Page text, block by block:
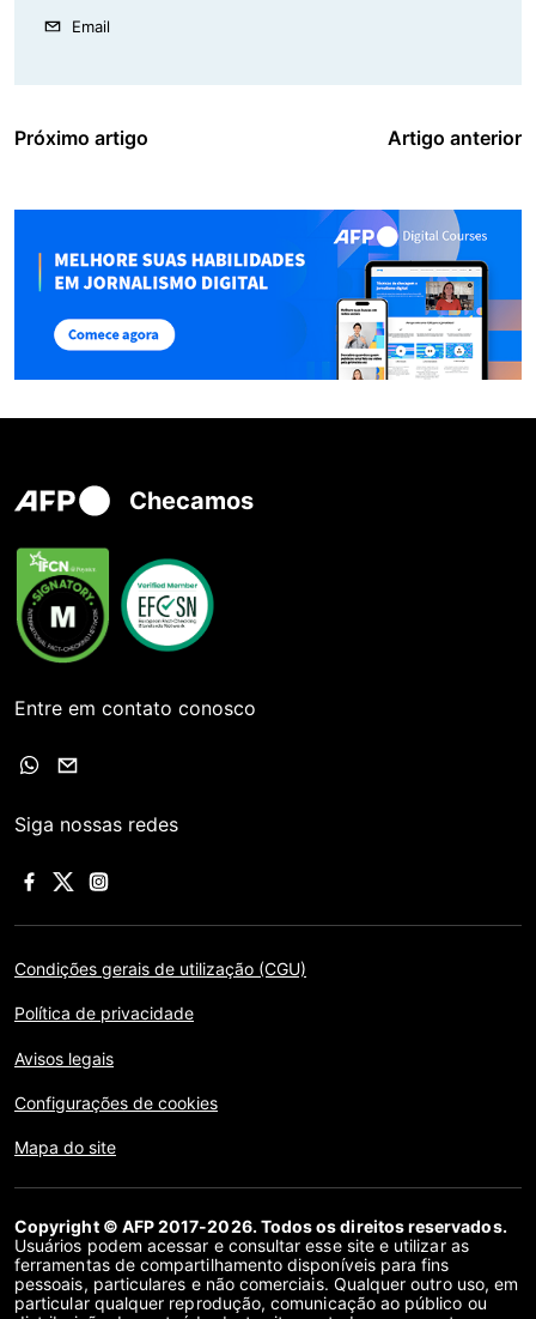
Email
Próximo artigo Artigo anterior
Checamos
Entre em contato conosco
Siga nossas redes
Condições gerais de utilização (CGU)
Política de privacidade
Avisos legais
Configurações de cookies
Mapa do site
Copyright © AFP 2017-2026. Todos os direitos reservados.
Usuários podem acessar e consultar esse site e utilizar as
ferramentas de compartilhamento disponíveis para fins
pessoais, particulares e não comerciais. Qualquer outro uso, em
particular qualquer reprodução, comunicação ao público ou